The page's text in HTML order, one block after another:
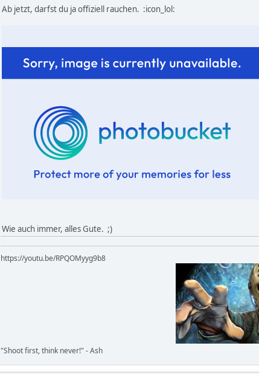
Ab jetzt, darfst du ja offiziell rauchen. :icon_lol:
Wie auch immer, alles Gute. ;)
https://youtu.be/RPQOMyyg9b8
"Shoot first, think never!" - Ash